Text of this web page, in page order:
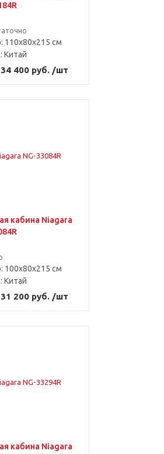
110х80х215 см
Китай
400 руб. /шт
кабина Niagara
100х80х215 см
Китай
200 руб. /шт
кабина Niagara